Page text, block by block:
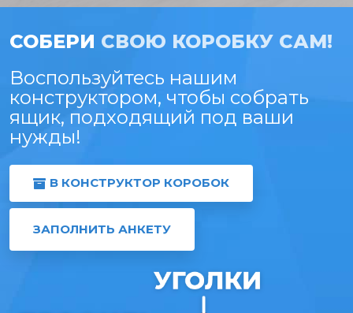
СОБЕРИ СВОЮ КОРОБКУ САМ!
Воспользуйтесь нашим
конструктором, чтобы собрать
ящик, подходящий под ваши
нужды!
В КОНСТРУКТОР КОРОБОК
ЗАПОЛНИТЬ АНКЕТУ